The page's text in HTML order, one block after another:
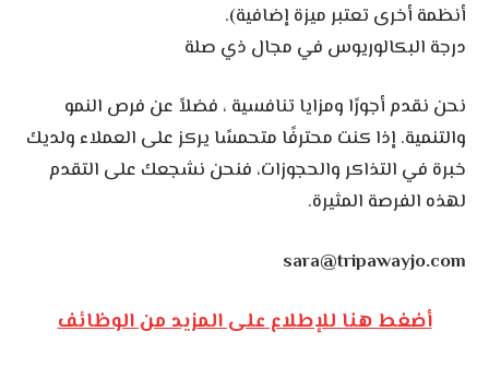
أنظمة أخرى تعتبر ميزة إضافية).
درجة البكالوريوس في مجال ذي صلة
نحن نقدم أجورًا ومزايا تنافسية ، فضلاً عن فرص النمو
والتنمية. إذا كنت محترفًا متحمسًا يركز على العملاء ولديك
خبرة في التذاكر والحجوزات، فنحن نشجعك على التقدم
لهذه الفرصة المثيرة.
sara@tripawayjo.com
أضغط هنا للإطلاع على المزيد من الوظائف